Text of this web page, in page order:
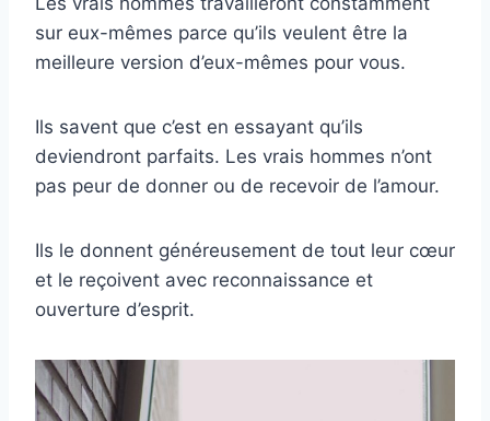
sur eux-mêmes parce qu’ils veulent être la
meilleure version d’eux-mêmes pour vous.
Ils savent que c’est en essayant qu’ils
deviendront parfaits. Les vrais hommes n’ont
pas peur de donner ou de recevoir de l’amour.
Ils le donnent généreusement de tout leur cœur
et le reçoivent avec reconnaissance et
ouverture d’esprit.